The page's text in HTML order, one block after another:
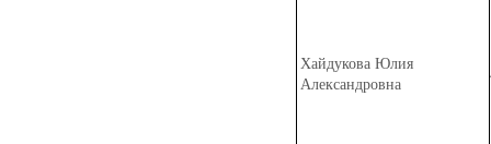
Хайдукова Юлия
Александровна